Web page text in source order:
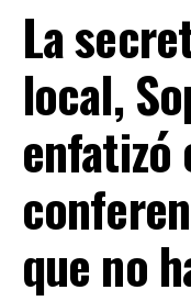
La
local,
enfatizó
que no